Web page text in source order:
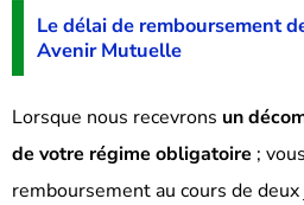
Le délai de remboursement
Avenir Mutuelle
Lorsque nous recevrons un
de votre régime obligatoire ;
remboursement au cours de